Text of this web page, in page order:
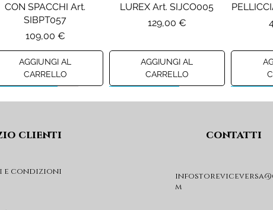
CON SPACCHI Art.
SIBPT057
Prezzo
109,00 €
AGGIUNGI AL
CARRELLO
LUREX Art. SIJCO005
Prezzo
129,00 €
AGGIUNGI AL
CARRELLO
PINKO ANFIBIO MOD. EVA
clienti
e condizioni
contatti
m